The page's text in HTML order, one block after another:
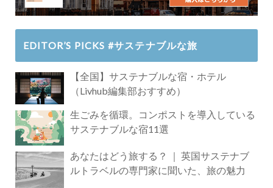
EDITOR’S PICKS #サステナブルな旅
【全国】サステナブルな宿・ホテル
（Livhub編集部おすすめ）
生ごみを循環。コンポストを導入している
サステナブルな宿11選
あなたはどう旅する？ ｜ 英国サステナブ
ルトラベルの専門家に聞いた、旅の魅力